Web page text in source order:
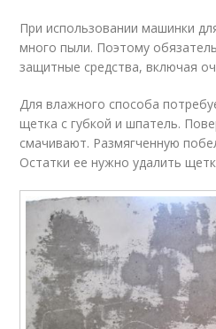
При использовании машинки
много пыли. Поэтому
защитные средства, включая
Для влажного способа
щетка с губкой и шпатель.
смачивают. Размягченную
Остатки ее нужно удалить